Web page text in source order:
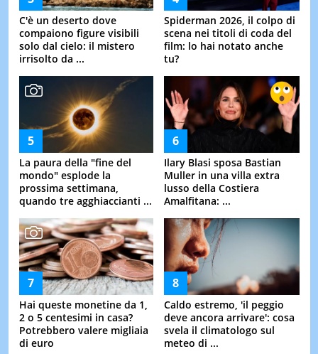
C'è un deserto dove
compaiono figure visibili
solo dal cielo: il mistero
irrisolto da ...
Spiderman 2026, il colpo di
scena nei titoli di coda del
film: lo hai notato anche
tu?
La paura della "fine del
mondo" esplode la
prossima settimana,
quando tre agghiaccianti ...
Ilary Blasi sposa Bastian
Muller in una villa extra
lusso della Costiera
Amalfitana: ...
Hai queste monetine da 1,
2 o 5 centesimi in casa?
Potrebbero valere migliaia
di euro
Caldo estremo, 'il peggio
deve ancora arrivare': cosa
svela il climatologo sul
meteo di ...